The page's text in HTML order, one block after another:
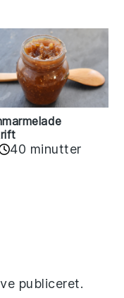
40 minutter
publiceret.